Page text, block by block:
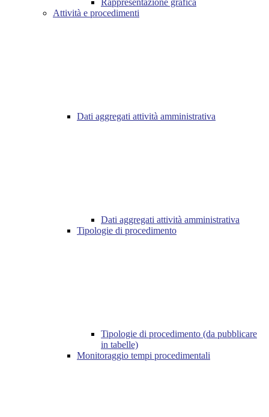
Rappresentazione grafica
Attività e procedimenti
Dati aggregati attività amministrativa
Dati aggregati attività amministrativa
Tipologie di procedimento
Tipologie di procedimento (da pubblicare
in tabelle)
Monitoraggio tempi procedimentali